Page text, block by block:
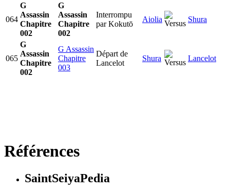
064
G
Assassin
Chapitre
002
G
Assassin
Chapitre
002
Interrompu
par Kokutō
Aiolia Shura
065
G
Assassin
Chapitre
002
G Assassin
Chapitre
003
Départ de
Lancelot
Shura Lancelot
Références
SaintSeiyaPedia